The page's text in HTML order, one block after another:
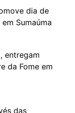
dia de
Sumaúma
entregam
da Fome em
das